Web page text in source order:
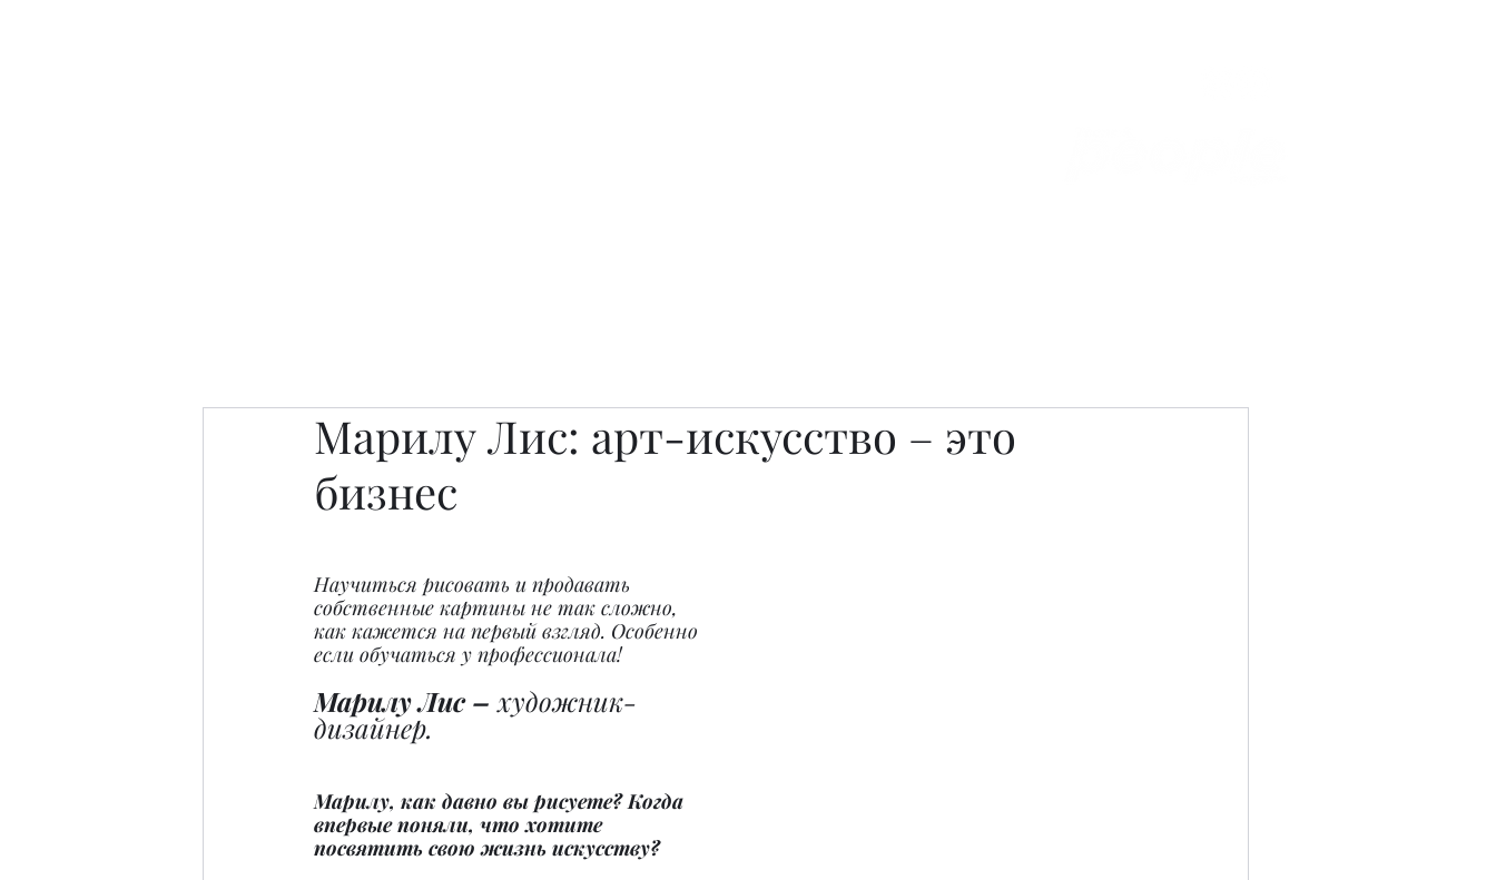
Марилу Лис: арт-искусство – это
бизнес
Научиться рисовать и продавать
собственные картины не так сложно,
как кажется на первый взгляд. Особенно
если обучаться у профессионала!
Марилу Лис – художник-
дизайнер.
Марилу, как давно вы рисуете? Когда
впервые поняли, что хотите
посвятить свою жизнь искусству?